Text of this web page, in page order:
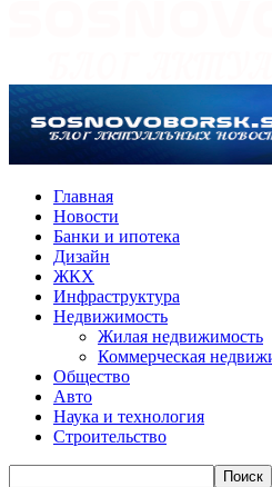
Главная
Новости
Банки и ипотека
Дизайн
ЖКХ
Инфраструктура
Недвижимость
Жилая недвижимость
Коммерческая
Общество
Авто
Наука и технология
Строительство